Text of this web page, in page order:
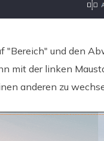
"Bereich" und den
mit der linken
anderen zu